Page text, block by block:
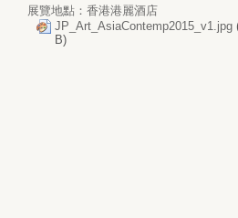
展覽地點：香港港麗酒店
JP_Art_AsiaContemp2015_v1.jpg
B)